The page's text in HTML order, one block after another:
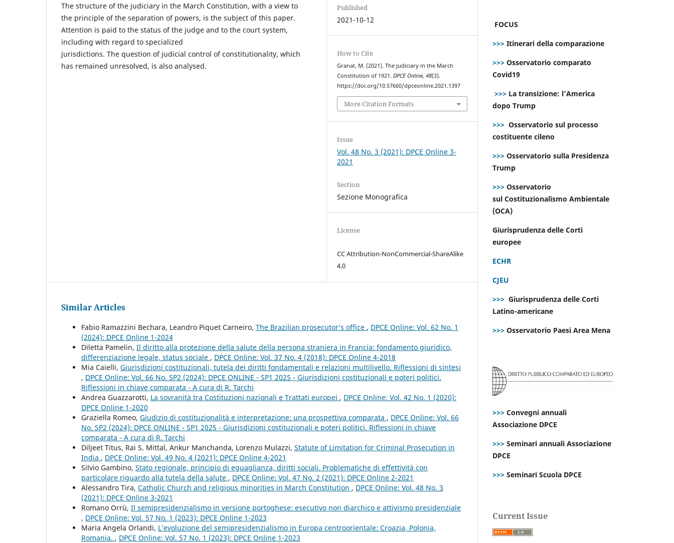
The structure of the judiciary in the March Constitution, with a view to
the principle of the separation of powers, is the subject of this paper.
Attention is paid to the status of the judge and to the court system,
including with regard to specialized
jurisdictions. The question of judicial control of constitutionality, which
has remained unresolved, is also analysed.
Published
2021-10-12
How to Cite
Granat, M. (2021). The judiciary in the March
Constitution of 1921.DPCE Online,48(3).
https://doi.org/10.57660/dpceonline.2021.1397
More Citation Formats
Issue
Vol. 48 No. 3 (2021): DPCE Online 3-
2021
Section
Sezione Monografica
License
CC Attribution-NonCommercial-ShareAlike
4.0
Similar Articles
Fabio Ramazzini Bechara, Leandro Piquet Carneiro, The Brazilian prosecutor’s office , DPCE Online: Vol. 62 No. 1
(2024): DPCE Online 1-2024
Diletta Pamelin, Il diritto alla protezione della salute della persona straniera in Francia: fondamento giuridico,
differenziazione legale, status sociale , DPCE Online: Vol. 37 No. 4 (2018): DPCE Online 4-2018
Mia Caielli, Giurisdizioni costituzionali, tutela dei diritti fondamentali e relazioni multilivello. Riflessioni di sintesi
, DPCE Online: Vol. 66 No. SP2 (2024): DPCE ONLINE - SP1 2025 - Giurisdizioni costituzionali e poteri politici.
Riflessioni in chiave comparata - A cura di R. Tarchi
Andrea Guazzarotti, La sovranità tra Costituzioni nazionali e Trattati europei , DPCE Online: Vol. 42 No. 1 (2020):
DPCE Online 1-2020
Graziella Romeo, Giudizio di costituzionalità e interpretazione: una prospettiva comparata , DPCE Online: Vol. 66
No. SP2 (2024): DPCE ONLINE - SP1 2025 - Giurisdizioni costituzionali e poteri politici. Riflessioni in chiave
comparata - A cura di R. Tarchi
Diljeet Titus, Rai S. Mittal, Ankur Manchanda, Lorenzo Mulazzi, Statute of Limitation for Criminal Prosecution in
India , DPCE Online: Vol. 49 No. 4 (2021): DPCE Online 4-2021
Silvio Gambino, Stato regionale, principio di eguaglianza, diritti sociali. Problematiche di effettività con
particolare riguardo alla tutela della salute , DPCE Online: Vol. 47 No. 2 (2021): DPCE Online 2-2021
Alessandro Tira, Catholic Church and religious minorities in March Constitution , DPCE Online: Vol. 48 No. 3
(2021): DPCE Online 3-2021
Romano Orrù, Il semipresidenzialismo in versione portoghese: esecutivo non diarchico e attivismo presidenziale
, DPCE Online: Vol. 57 No. 1 (2023): DPCE Online 1-2023
Maria Angela Orlandi, L’evoluzione del semipresidenzialismo in Europa centroorientale: Croazia, Polonia,
Romania. , DPCE Online: Vol. 57 No. 1 (2023): DPCE Online 1-2023
FOCUS
>>> Itinerari della comparazione
>>> Osservatorio comparato
Covid19
>>> La transizione: l’America
dopo Trump
>>> Osservatorio sul processo
costituente cileno
>>> Osservatorio sulla Presidenza
Trump
>>> Osservatorio
sul Costituzionalismo Ambientale
(OCA)
Giurisprudenza delle Corti
europee
ECHR
CJEU
>>> Giurisprudenza delle Corti
Latino-americane
>>> Osservatorio Paesi Area Mena
>>> Convegni annuali
Associazione DPCE
>>> Seminari annuali Associazione
DPCE
>>> Seminari Scuola DPCE
Current Issue